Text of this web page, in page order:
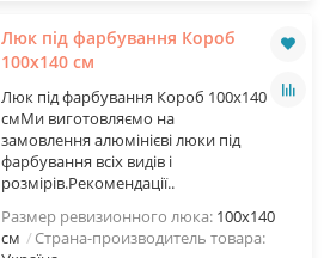
Люк під фарбування Короб
100х140 см
Люк під фарбування Короб 100х140
смМи виготовляємо на
замовлення алюмінієві люки під
фарбування всіх видів і
розмірів.Рекомендації..
Размер ревизионного люка: 100х140
см
Страна-производитель товара: